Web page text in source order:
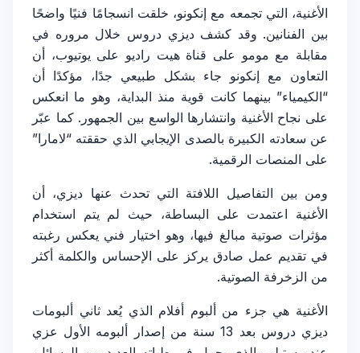
الأغنية، التي تجمعه مع إنكونو، خلقت انسجامًا فنيًا واضحًا
بين الفنانين. وقد كشف ديزي دروس خلال مروره في
مقابلة مع مومو على قناة هيت راديو على يوتيوب، أن
التعاون مع إنكونو جاء بشكل طبيعي جدًا، مؤكدًا أن
“الكيمياء” بينهما كانت قوية منذ البداية، وهو ما انعكس
على نجاح الأغنية وانتشارها الواسع بين الجمهور. كما عبّر
عن سعادته الكبيرة بالصدى الإيجابي الذي حققته “لامارا”
على المنصات الرقمية.
ومن بين التفاصيل اللافتة التي تحدث عنها ديزي، أن
الأغنية اعتمدت على البساطة، حيث لم يتم استخدام
مؤثرات صوتية مبالغ فيها، وهو اختيار فني يعكس رغبته
في تقديم عمل صادق يركز على الإحساس والكلمة أكثر
من الزخرفة الصوتية.
الأغنية هي جزء من ألبوم أفلام الذي يُعد ثاني ألبومات
ديزي دروس بعد 13 سنة من إصدار ألبومه الأول عزي